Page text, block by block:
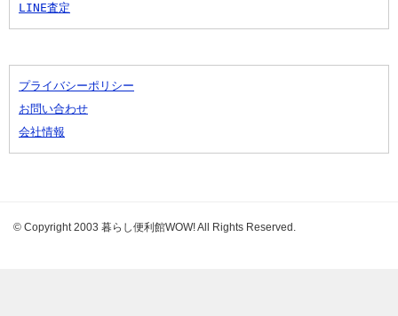
LINE査定
プライバシーポリシー
お問い合わせ
会社情報
© Copyright 2003 暮らし便利館WOW! All Rights Reserved.